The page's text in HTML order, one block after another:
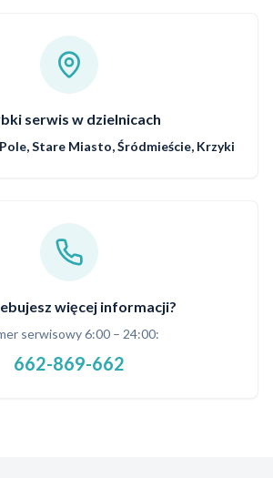
serwis w dzielnicach
Stare Miasto, Śródmieście, Krzyki
więcej informacji?
serwisowy 6:00 – 24:00:
662-869-662